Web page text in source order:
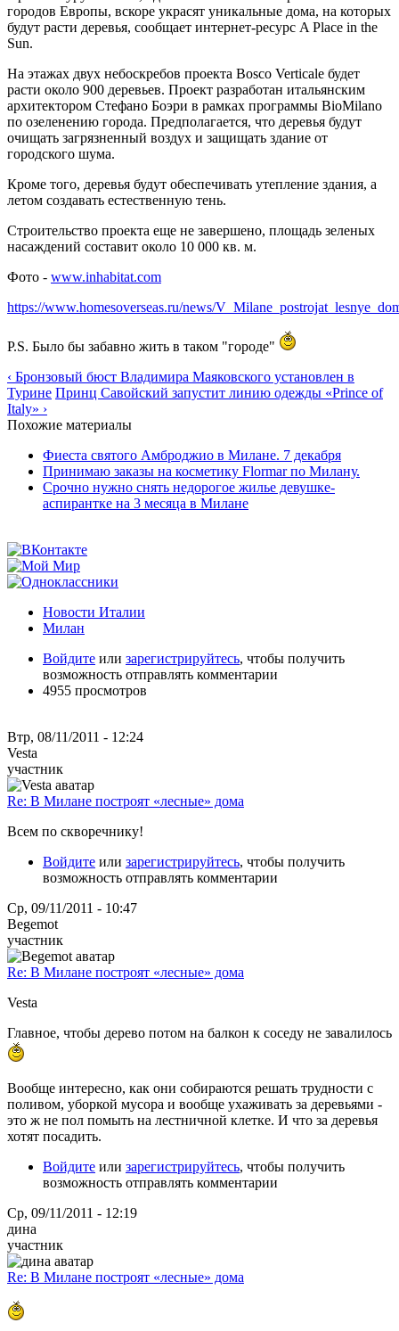
городов Европы, вскоре украсят уникальные дома, на которых
будут расти деревья, сообщает интернет-ресурс A Place in the
Sun.
На этажах двух небоскребов проекта Bosco Verticale будет
расти около 900 деревьев. Проект разработан итальянским
архитектором Стефано Боэри в рамках программы BioMilano
по озеленению города. Предполагается, что деревья будут
очищать загрязненный воздух и защищать здание от
городского шума.
Кроме того, деревья будут обеспечивать утепление здания, а
летом создавать естественную тень.
Строительство проекта еще не завершено, площадь зеленых
насаждений составит около 10 000 кв. м.
Фото - www.inhabitat.com
https://www.homesoverseas.ru/news/
P.S. Было бы забавно жить в таком "городе"
‹ Бронзовый бюст Владимира Маяковского установлен в
Турине Принц Савойский запустит линию одежды «Prince of
Italy» ›
Похожие материалы
Фиеста святого Амброджио в Милане. 7 декабря
Принимаю заказы на косметику Flormar по Милану.
Срочно нужно снять недорогое жилье девушке-
аспирантке на 3 месяца в Милане
Новости Италии
Милан
Войдите или зарегистрируйтесь, чтобы получить
возможность отправлять комментарии
4955 просмотров
Втр, 08/11/2011 - 12:24
Vesta
участник
Re: В Милане построят «лесные» дома
Всем по скворечнику!
Войдите или зарегистрируйтесь, чтобы получить
возможность отправлять комментарии
Ср, 09/11/2011 - 10:47
Begemot
участник
Re: В Милане построят «лесные» дома
Vesta
Главное, чтобы дерево потом на балкон к соседу не завалилось
Вообще интересно, как они собираются решать трудности с
поливом, уборкой мусора и вообще ухаживать за деревьями -
это ж не пол помыть на лестничной клетке. И что за деревья
хотят посадить.
Войдите или зарегистрируйтесь, чтобы получить
возможность отправлять комментарии
Ср, 09/11/2011 - 12:19
дина
участник
Re: В Милане построят «лесные» дома